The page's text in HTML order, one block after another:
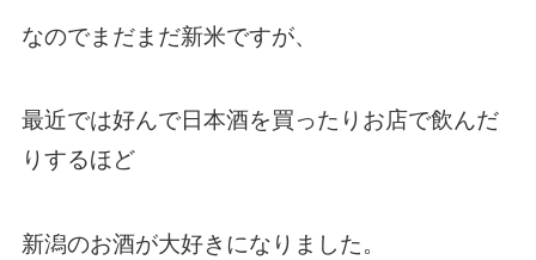
なのでまだまだ新米ですが、
最近では好んで日本酒を買ったりお店で飲んだ
りするほど
新潟のお酒が大好きになりました。